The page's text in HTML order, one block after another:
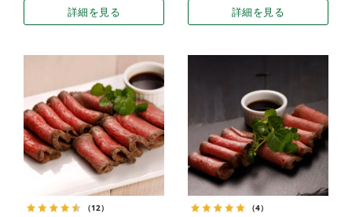
詳細を見る 詳細を見る
（12） （4）